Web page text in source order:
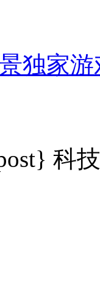
独家
科技